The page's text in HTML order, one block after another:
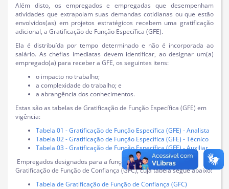
Além disto, os empregados e empregadas que desempenham
atividades que extrapolam suas demandas cotidianas ou que estão
envolvidos(as) em projetos estratégicos recebem uma gratificação
adicional, a Gratificação de Função Específica (GFE).
Ela é distribuída por tempo determinado e não é incorporada ao
salário. As chefias imediatas devem identificar, ao designar um(a)
empregado(a) para receber a GFE, os seguintes itens:
o impacto no trabalho;
a complexidade do trabalho; e
a abrangência dos conhecimentos.
Estas são as tabelas de Gratificação de Função Específica (GFE) em
vigência:
Tabela 01 - Gratificação de Função Específica (GFE) - Analista
Tabela 02 - Gratificação de Função Específica (GFE) - Técnico
Tabela 03 - Gratificação de Função Específica (GFE) - Auxiliar
Empregados designados para a função de confiança recebem a
Gratificação de Função de Confiança (GFC), cuja tabela segue abaixo:
Tabela de Gratificação de Função de Confiança (GFC)